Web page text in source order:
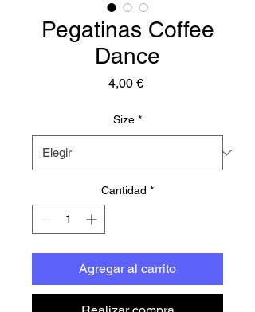
Pegatinas Coffee
Dance
4,00 €Precio
Size *
Cantidad *
Agregar al carrito